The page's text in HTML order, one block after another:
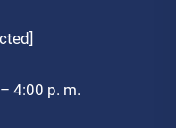
4:00 p. m.